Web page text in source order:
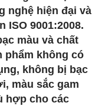
nghệ hiện đại và
ISO 9001:2008.
màu và chất
phẩm không có
không bị bạc
màu sắc gam
hợp cho các